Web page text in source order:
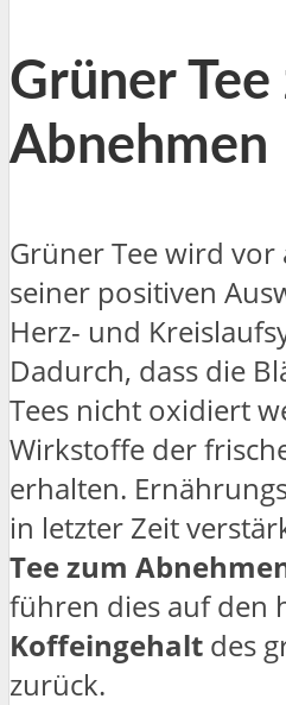
Grüner Tee
Abnehmen
Grüner Tee wird
seiner positiven
Herz- und
Dadurch, dass die
Tees nicht oxidiert
Wirkstoffe der
erhalten.
in letzter Zeit
Tee zum
führen dies auf den
Koffeingehalt des
zurück.